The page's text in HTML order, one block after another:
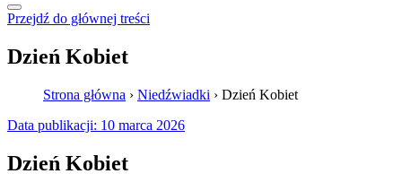
Przejdź do głównej treści
Dzień Kobiet
Strona główna › Niedźwiadki › Dzień Kobiet
Data publikacji: 10 marca 2026
Dzień Kobiet